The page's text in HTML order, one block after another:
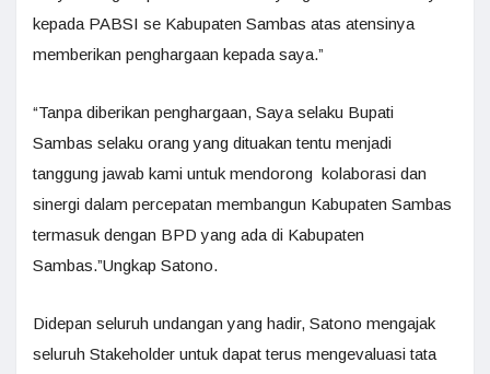
kepada PABSI se Kabupaten Sambas atas atensinya
memberikan penghargaan kepada saya.”
“Tanpa diberikan penghargaan, Saya selaku Bupati
Sambas selaku orang yang dituakan tentu menjadi
tanggung jawab kami untuk mendorong kolaborasi dan
sinergi dalam percepatan membangun Kabupaten Sambas
termasuk dengan BPD yang ada di Kabupaten
Sambas.”Ungkap Satono.
Didepan seluruh undangan yang hadir, Satono mengajak
seluruh Stakeholder untuk dapat terus mengevaluasi tata